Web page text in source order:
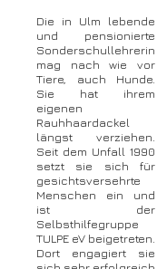
Die in Ulm lebende
und pensionierte
Sonderschullehrerin
mag nach wie vor
Tiere, auch Hunde.
Sie hat ihrem
eigenen
Rauhhaardackel
längst verziehen.
Seit dem Unfall 1990
setzt sie sich für
gesichtsversehrte
Menschen ein und
ist der
Selbsthilfegruppe
TULPE eV beigetreten.
Dort engagiert sie